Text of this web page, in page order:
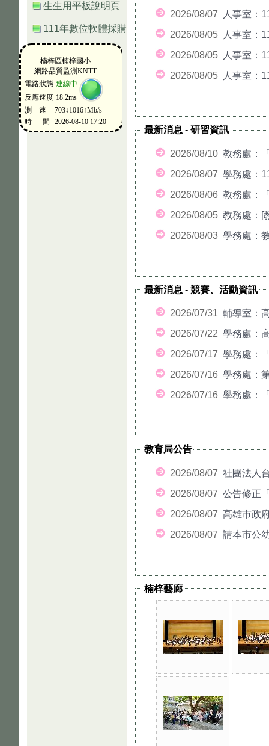
生生用平板說明頁
111年數位軟體採購
2026/08/07
人事室：
2026/08/05
人事室：
2026/08/05
人事室：
2026/08/05
人事室：
最新消息 - 研習資訊
2026/08/10 教務處：
2026/08/07 學務處：
2026/08/06 教務處：
2026/08/05 教務處：[
2026/08/03 學務處：
最新消息 - 競賽、活動資訊
2026/07/31 輔導室：
2026/07/22 學務處：
2026/07/17 學務處：
2026/07/16 學務處：
2026/07/16 學務處：
教育局公告
2026/08/07 社團法人
2026/08/07 公告修正
2026/08/07 高雄市政
2026/08/07 請本市公
楠梓藝廊